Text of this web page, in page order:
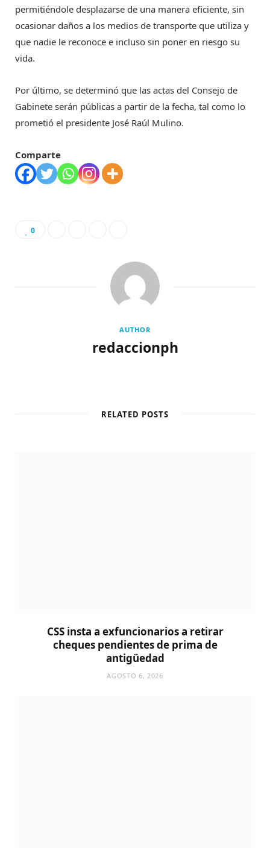
permitiéndole desplazarse de una manera eficiente, sin
ocasionar daños a los medios de transporte que utiliza y
que nadie le reconoce e incluso sin poner en riesgo su
vida.
Por último, se determinó que las actas del Consejo de
Gabinete serán públicas a partir de la fecha, tal como lo
prometió el presidente José Raúl Mulino.
Comparte
0
AUTHOR
redaccionph
b
RELATED POSTS
CSS insta a exfuncionarios a retirar
cheques pendientes de prima de
antigüedad
AGOSTO 6, 2026